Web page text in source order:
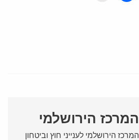
המרכז הירושלמי
המרכז הירושלמי לענייני חוץ וביטחון